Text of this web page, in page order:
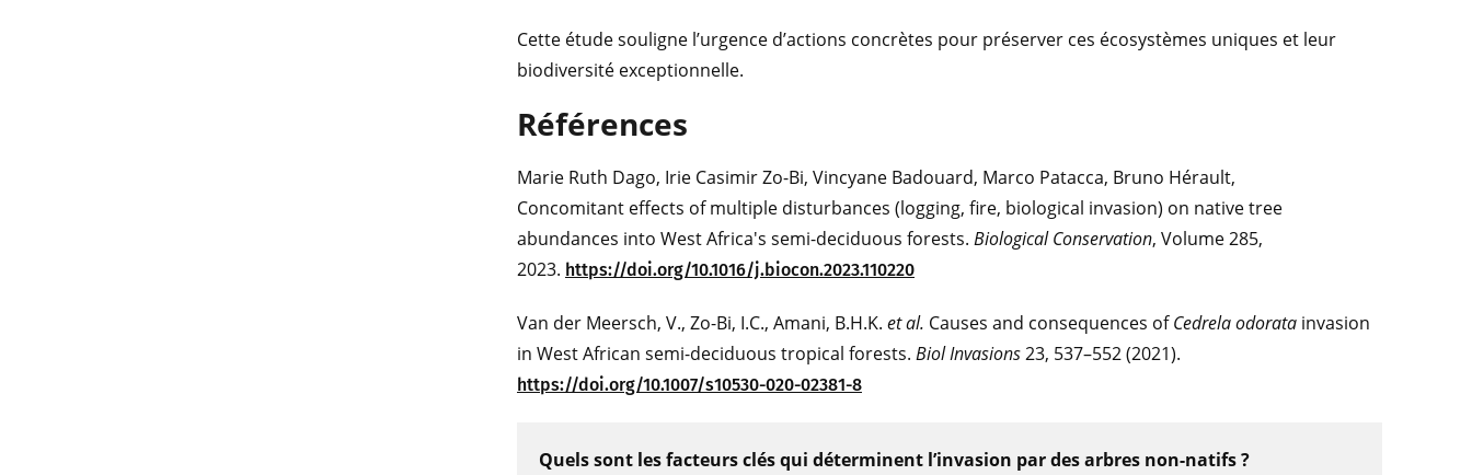
Cette étude souligne l’urgence d’actions concrètes pour préserver ces écosystèmes uniques et leur
biodiversité exceptionnelle.
Références
Marie Ruth Dago, Irie Casimir Zo-Bi, Vincyane Badouard, Marco Patacca, Bruno Hérault,
Concomitant effects of multiple disturbances (logging, fire, biological invasion) on native tree
abundances into West Africa's semi-deciduous forests. Biological Conservation, Volume 285,
2023. https://doi.org/10.1016/j.biocon.2023.110220
Van der Meersch, V., Zo-Bi, I.C., Amani, B.H.K. et al. Causes and consequences ofCedrela odorata invasion
in West African semi-deciduous tropical forests. Biol Invasions23, 537–552 (2021).
https://doi.org/10.1007/s10530-020-02381-8
Quels sont les facteurs clés qui déterminent l’invasion par des arbres non-natifs ?